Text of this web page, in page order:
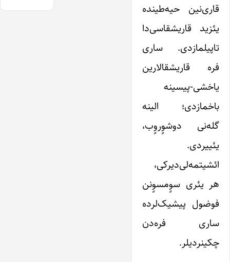
قاری‌نین حیه‌طینده
یئزید قاریشقاسی‌دا
تاپیلمازدی. ساری
فره قاریشقالارین
یاخشی-پیسینه
باخمازدی؛ الینه
گله‌نی دوشوٍروٍب،
یئییردی.
ائشیتمه‌لی‌دیرکی،
هر یئری سوٍمسوٍنن
فوضول پیشیک‌لرده
ساری فره‌دن
چکینردیلر.